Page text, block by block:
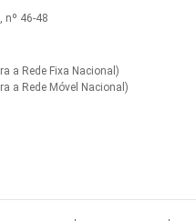
nº 46-48
a Rede Fixa Nacional)
a Rede Móvel Nacional)